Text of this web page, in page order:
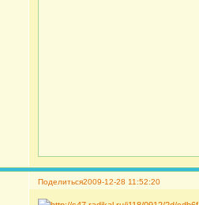
Поделиться2009-12-28 11:52:20